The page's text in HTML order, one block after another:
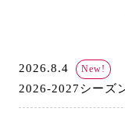
2026.8.4 New!
2026-2027シーズ